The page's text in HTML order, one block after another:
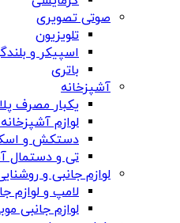
صوتی تصویری
تلویزیون
اسپیکر و
باتری
آشپزخانه
یکبار مصرف
لوازم
دستکش و
تی و دستمال
لوازم جانبی و
لامپ و لوازم
لوازم جانبی